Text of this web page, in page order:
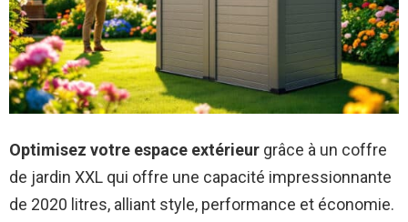
Optimisez votre espace extérieur grâce à un coffre
de jardin XXL qui offre une capacité impressionnante
de 2020 litres, alliant style, performance et économie.